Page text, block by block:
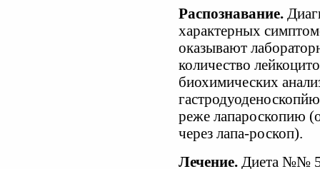
Распознавание.
характерных
оказывают
количество
биохимических
реже лапароскопию
через лапа-роскоп).
Лечение. Диета №№